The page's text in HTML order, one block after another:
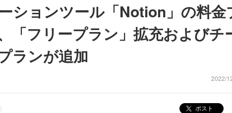
ションツール「Notion」の料金
「フリープラン」拡充およびチ
ランが追加
2022/
ポスト